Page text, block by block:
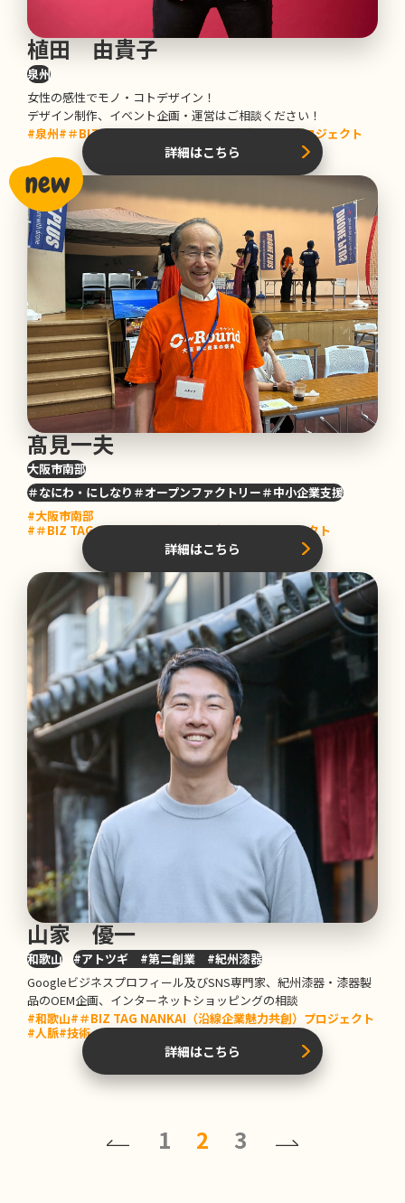
植田 由貴子
泉州
女性の感性でモノ・コトデザイン！
デザイン制作、イベント企画・運営はご相談ください！
#泉州#＃BIZ TAG NANKAI（沿線企業魅力共創）プロジェクト
詳細はこちら
髙見一夫
大阪市南部
＃なにわ・にしなり＃オープンファクトリー＃中小企業支援
#大阪市南部
#＃BIZ TAG NANKAI（沿線企業魅力共創）プロジェクト
詳細はこちら
山家 優一
和歌山
#アトツギ #第二創業 #紀州漆器
Googleビジネスプロフィール及びSNS専門家、紀州漆器・漆器製
品のOEM企画、インターネットショッピングの相談
#和歌山#＃BIZ TAG NANKAI（沿線企業魅力共創）プロジェクト
#人脈#技術・ノウハウ#コンテンツ#その他
詳細はこちら
1 2 3